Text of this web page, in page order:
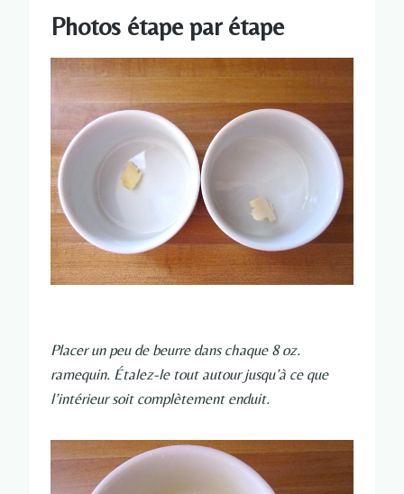
Photos étape par étape
Placer un peu de beurre dans chaque 8 oz.
ramequin. Étalez-le tout autour jusqu’à ce que
l’intérieur soit complètement enduit.